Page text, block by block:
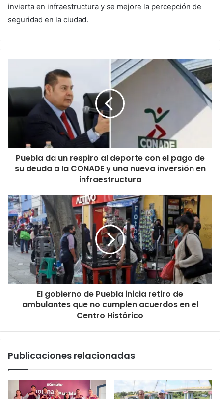
invierta en infraestructura y se mejore la percepción de
seguridad en la ciudad.
Puebla da un respiro al deporte con el pago de
su deuda a la CONADE y una nueva inversión en
infraestructura
El gobierno de Puebla inicia retiro de
ambulantes que no cumplen acuerdos en el
Centro Histórico
Publicaciones relacionadas